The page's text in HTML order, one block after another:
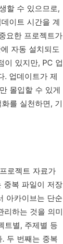
할 수 있으므로,
이트 시간을 계
요한 프로젝트가
자동 설치되도
이 있지만, PC 업
. 업데이트가 제
몰입할 수 있게
를 실천하면, 기
로젝트 자료가
중복 파일이 저장
아카이브는 단순
리하는 것을 의미
트별, 주제별 등
두 번째는 중복